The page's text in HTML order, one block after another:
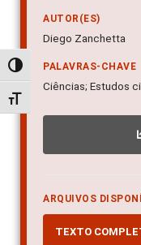
Alternar alto contraste
Alternar tamanho da
AUTOR(ES)
Diego Zanchetta
PALAVRAS-CHAVE
Ciências; Estudos
ARQUIVOS
TEXTO